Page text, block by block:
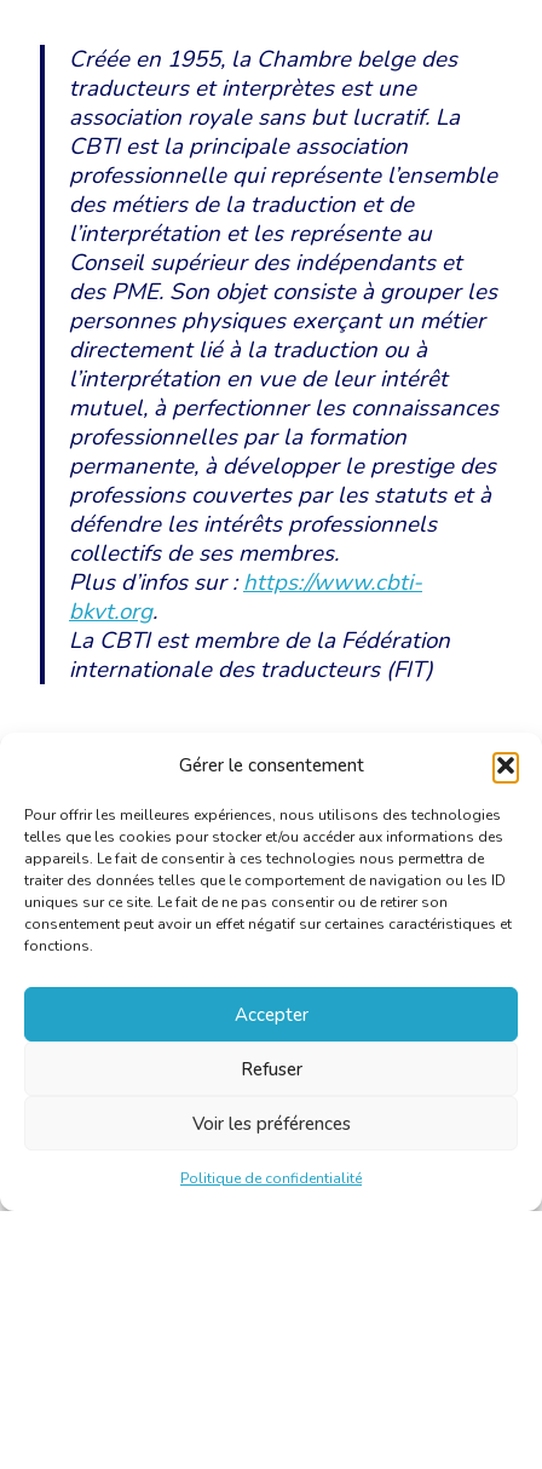
Gérer le consentement
Pour offrir les meilleures expériences, nous utilisons des technologies
telles que les cookies pour stocker et/ou accéder aux informations des
appareils. Le fait de consentir à ces technologies nous permettra de
traiter des données telles que le comportement de navigation ou les ID
uniques sur ce site. Le fait de ne pas consentir ou de retirer son
consentement peut avoir un effet négatif sur certaines caractéristiques et
fonctions.
Accepter
Refuser
Voir les préférences
Politique de confidentialité
Créée en 1955, la Chambre belge des
traducteurs et interprètes est une
association royale sans but lucratif. La
CBTI est la principale association
professionnelle qui représente l’ensemble
des métiers de la traduction et de
l’interprétation et les représente au
Conseil supérieur des indépendants et
des PME. Son objet consiste à grouper les
personnes physiques exerçant un métier
directement lié à la traduction ou à
l’interprétation en vue de leur intérêt
mutuel, à perfectionner les connaissances
professionnelles par la formation
permanente, à développer le prestige des
professions couvertes par les statuts et à
défendre les intérêts professionnels
collectifs de ses membres.
Plus d’infos sur :https://www.cbti-
bkvt.org.
La CBTI est membre de la Fédération
internationale des traducteurs (FIT)